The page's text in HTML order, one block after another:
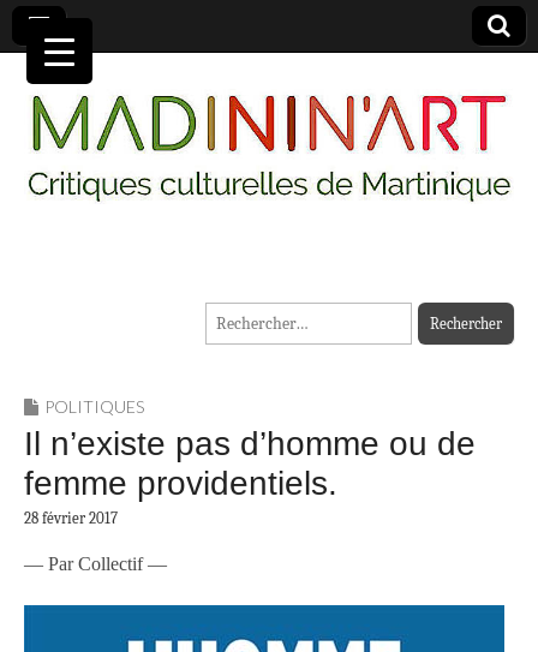
MADININ'ART
Rechercher :
POLITIQUES
Il n’existe pas d’homme ou de
femme providentiels.
28 février 2017
— Par Collectif —